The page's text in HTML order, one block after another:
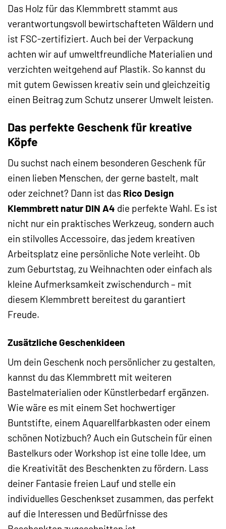
Das Holz für das Klemmbrett stammt aus
verantwortungsvoll bewirtschafteten Wäldern und
ist FSC-zertifiziert. Auch bei der Verpackung
achten wir auf umweltfreundliche Materialien und
verzichten weitgehend auf Plastik. So kannst du
mit gutem Gewissen kreativ sein und gleichzeitig
einen Beitrag zum Schutz unserer Umwelt leisten.
Das perfekte Geschenk für kreative
Köpfe
Du suchst nach einem besonderen Geschenk für
einen lieben Menschen, der gerne bastelt, malt
oder zeichnet? Dann ist das Rico Design
Klemmbrett natur DIN A4 die perfekte Wahl. Es ist
nicht nur ein praktisches Werkzeug, sondern auch
ein stilvolles Accessoire, das jedem kreativen
Arbeitsplatz eine persönliche Note verleiht. Ob
zum Geburtstag, zu Weihnachten oder einfach als
kleine Aufmerksamkeit zwischendurch – mit
diesem Klemmbrett bereitest du garantiert
Freude.
Zusätzliche Geschenkideen
Um dein Geschenk noch persönlicher zu gestalten,
kannst du das Klemmbrett mit weiteren
Bastelmaterialien oder Künstlerbedarf ergänzen.
Wie wäre es mit einem Set hochwertiger
Buntstifte, einem Aquarellfarbkasten oder einem
schönen Notizbuch? Auch ein Gutschein für einen
Bastelkurs oder Workshop ist eine tolle Idee, um
die Kreativität des Beschenkten zu fördern. Lass
deiner Fantasie freien Lauf und stelle ein
individuelles Geschenkset zusammen, das perfekt
auf die Interessen und Bedürfnisse des